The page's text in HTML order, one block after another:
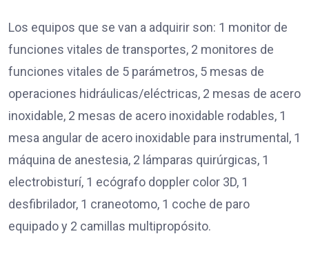
Los equipos que se van a adquirir son: 1 monitor de
funciones vitales de transportes, 2 monitores de
funciones vitales de 5 parámetros, 5 mesas de
operaciones hidráulicas/eléctricas, 2 mesas de acero
inoxidable, 2 mesas de acero inoxidable rodables, 1
mesa angular de acero inoxidable para instrumental, 1
máquina de anestesia, 2 lámparas quirúrgicas, 1
electrobisturí, 1 ecógrafo doppler color 3D, 1
desfibrilador, 1 craneotomo, 1 coche de paro
equipado y 2 camillas multipropósito.